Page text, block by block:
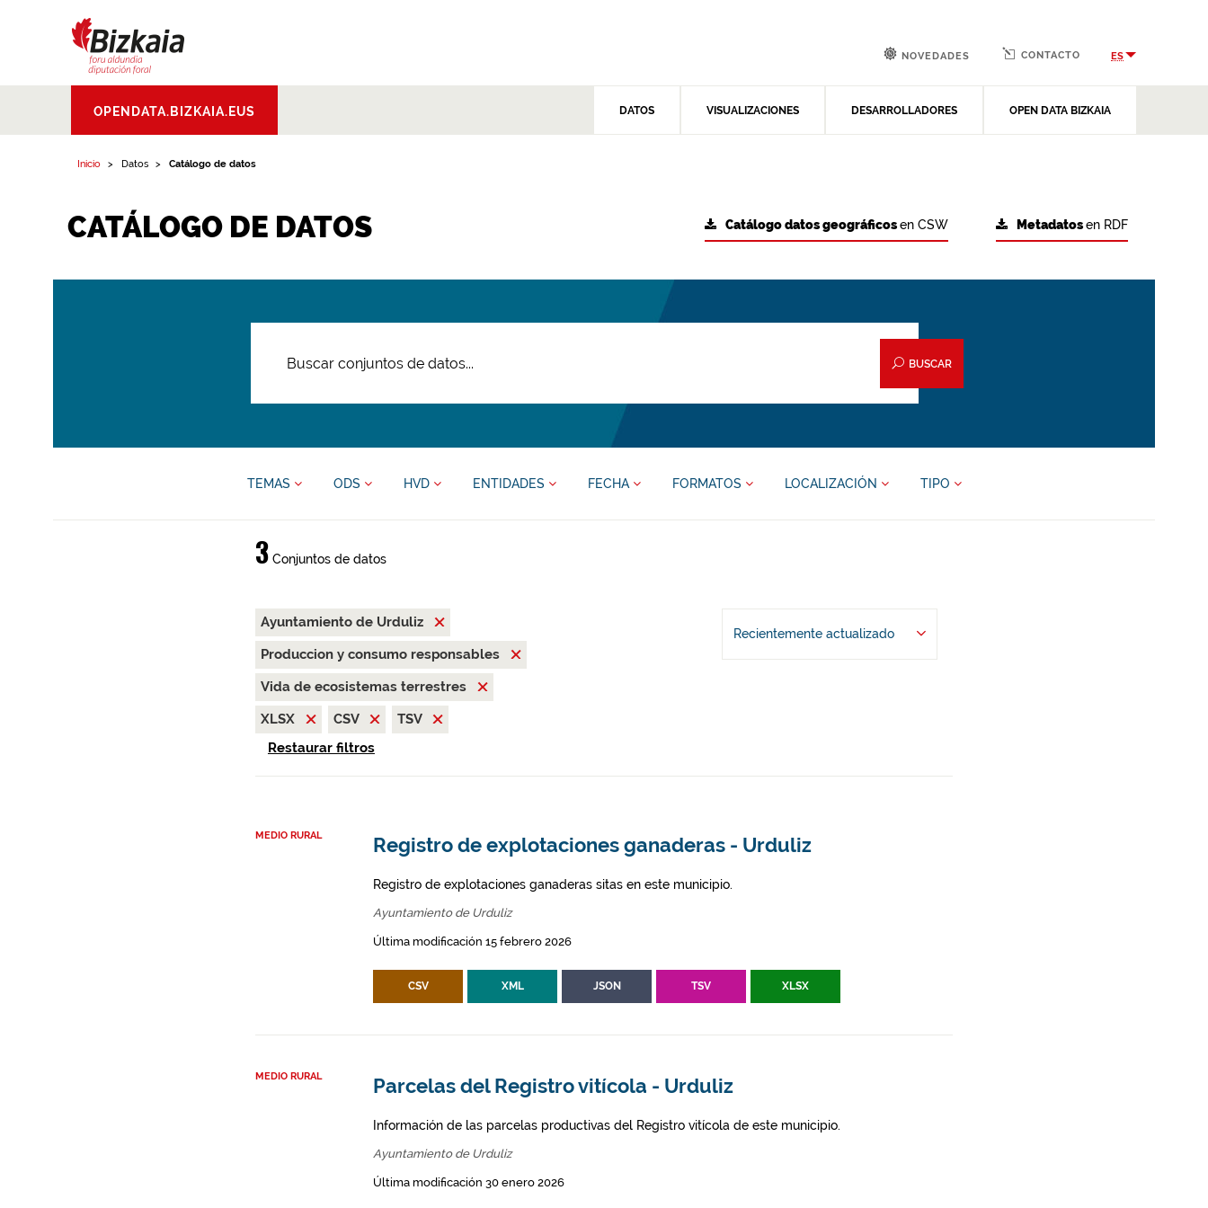
Aldundia.Diputacion
Foral de Bizkaia
OPENDATA.BIZKAIA.EUS DATOS VISUALIZACIONES DESARROLLADORES OPEN DATA BIZKAIA
NOVEDADES CONTACTO ES
Inicio Datos Catálogo de datos
CATÁLOGO DE DATOS Metadatosen RDF
Catálogo datos geográficosen CSW
BUSCAR
TEMAS ODS HVD ENTIDADES FECHA FORMATOS LOCALIZACIÓN TIPO
3Conjuntos de datos
Ayuntamiento de Urduliz
Produccion y consumo responsables
Vida de ecosistemas terrestres
XLSX
CSV
TSV
Restaurar filtros
Recientemente actualizado
MEDIO RURAL Registro de explotaciones ganaderas - Urduliz
Registro de explotaciones ganaderas sitas en este municipio.
Ayuntamiento de Urduliz
Última modificación 15 febrero 2026
CSV XML JSON TSV XLSX
MEDIO RURAL Parcelas del Registro vitícola - Urduliz
Información de las parcelas productivas del Registro vitícola de este municipio.
Ayuntamiento de Urduliz
Última modificación 30 enero 2026